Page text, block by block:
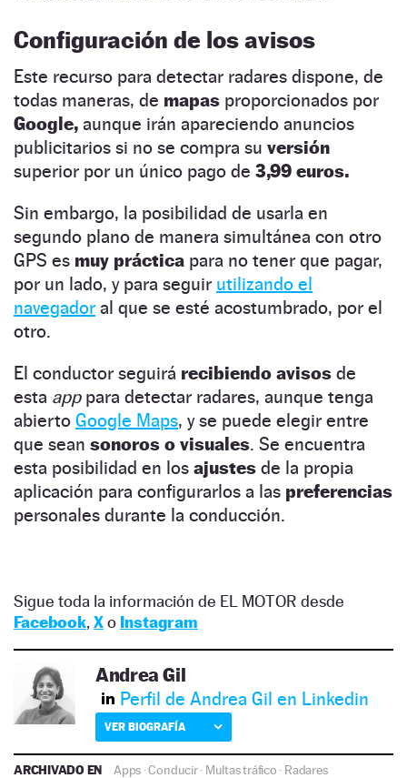
Configuración de los avisos
Este recurso para detectar radares dispone, de
todas maneras, de mapas proporcionados por
Google, aunque irán apareciendo anuncios
publicitarios si no se compra su versión
superior por un único pago de 3,99 euros.
Sin embargo, la posibilidad de usarla en
segundo plano de manera simultánea con otro
GPS es muy práctica para no tener que pagar,
por un lado, y para seguir utilizando el
navegador al que se esté acostumbrado, por el
otro.
El conductor seguirá recibiendo avisos de
esta apppara detectar radares, aunque tenga
abierto Google Maps, y se puede elegir entre
que sean sonoros o visuales. Se encuentra
esta posibilidad en los ajustes de la propia
aplicación para configurarlos a las preferencias
personales durante la conducción.
Sigue toda la información de EL MOTOR desde
Facebook, Xo Instagram
Andrea Gil
Perfil de Andrea Gil en Linkedin
VER BIOGRAFÍA
ARCHIVADO EN Apps ·Conducir· Multas tráfico · Radares